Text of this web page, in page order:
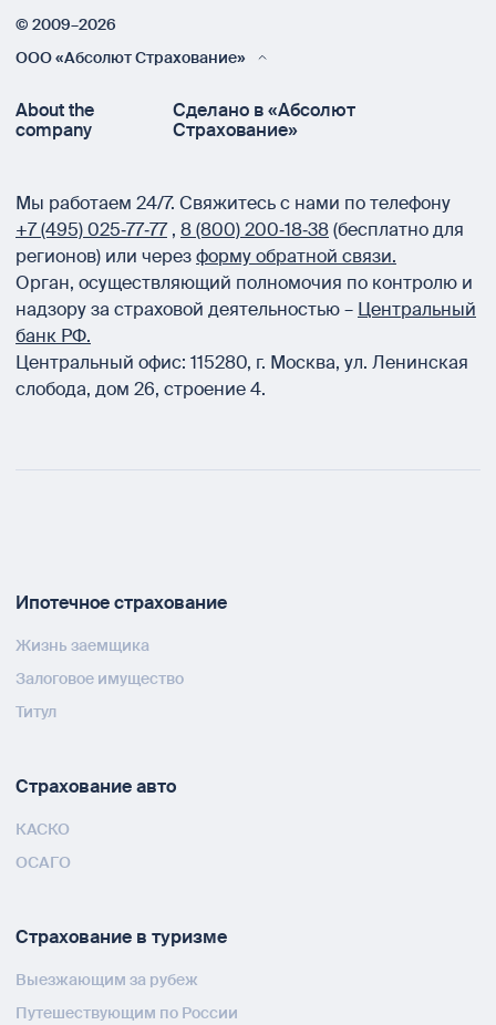
© 2009–2026
ООО «Абсолют Страхование»
About the
company
Сделано в «Абсолют
Страхование»
Мы работаем 24/7. Свяжитесь с нами по телефону
+7 (495) 025‑77‑77 , 8 (800) 200‑18‑38(бесплатно для
регионов) или черезформу обратной связи.
Орган, осуществляющий полномочия по контролю и
надзору за страховой деятельностью – Центральный
банк РФ.
Центральный офис: 115280, г. Москва, ул. Ленинская
слобода, дом 26, строение 4.
Ипотечное страхование
Жизнь заемщика
Залоговое имущество
Титул
Страхование авто
КАСКО
ОСАГО
Страхование в туризме
Выезжающим за рубеж
Путешествующим по России